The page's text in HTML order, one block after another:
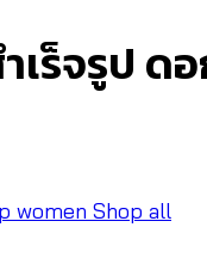
เร็จรูป ด
women Shop all